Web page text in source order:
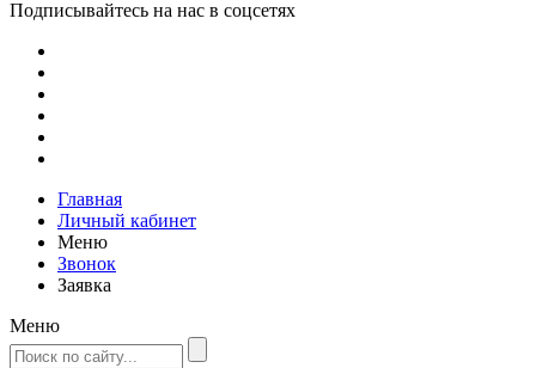
Подписывайтесь на нас в соцсетях
Главная
Личный кабинет
Меню
Звонок
Заявка
Меню